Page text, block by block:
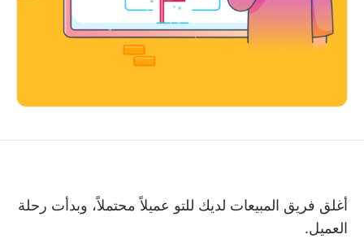
أغلق فريق المبيعات لديك للتو عميلاً محتملاً، وبدأت رحلة
العميل.